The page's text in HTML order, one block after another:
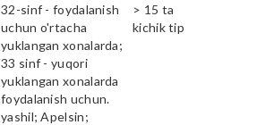
32-sinf - foydalanish
uchun o'rtacha
yuklangan xonalarda;
33 sinf - yuqori
yuklangan xonalarda
foydalanish uchun.
> 15 ta
kichik tip
yashil; Apelsin;